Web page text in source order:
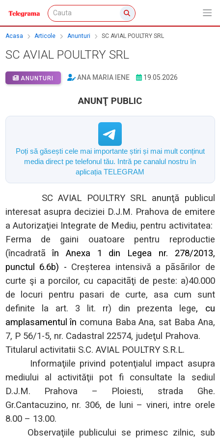
Acasa Articole Anunturi SC AVIAL POULTRY SRL
SC AVIAL POULTRY SRL
ANUNTURI ANA MARIA IENE 19.05.2026
ANUNŢ PUBLIC
Poți să găsești cele mai importante știri și mai mult conținut
media direct pe telefonul tău. Intră pe canalul nostru în
aplicația TELEGRAM
SC AVIAL POULTRY SRL anunţă publicul
interesat asupra deciziei D.J.M. Prahova de emitere
a Autorizaţiei Integrate de Mediu, pentru activitatea:
Ferma de gaini ouatoare pentru reproductie
(încadratãîn Anexa 1 din Legea nr. 278/2013,
punctul 6.6b) - Creșterea intensivă a pãsãrilor de
curte şi a porcilor, cu capacitãţi de peste: a)40.000
de locuri pentru pasari de curte, asa cum sunt
definite la art. 3 lit. rr) din prezenta lege, cu
amplasamentul în comuna Baba Ana, sat Baba Ana,
7, P 56/1-5, nr. Cadastral 22574, judeţul Prahova.
Titularul activitatii S.C. AVIAL POULTRY S.R.L.
Informaţiile privind potenţialul impact asupra
mediului al activităţii pot fi consultate la sediul
D.J.M. Prahova – Ploiesti, strada Ghe.
Gr.Cantacuzino, nr. 306, de luni – vineri, intre orele
8.00 – 13.00.
Observaţiile publicului se primesc zilnic, sub